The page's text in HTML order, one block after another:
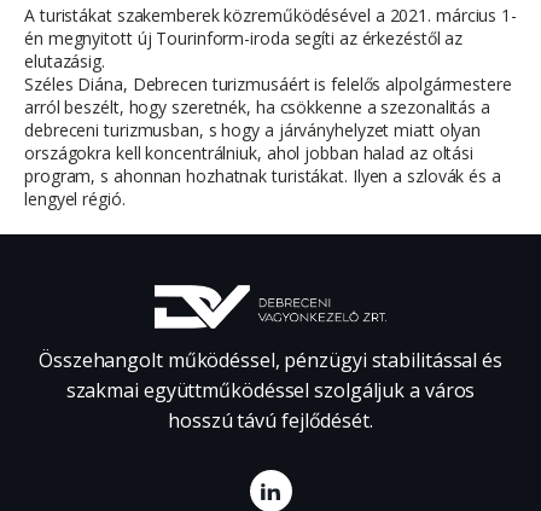
A turistákat szakemberek közreműködésével a 2021. március 1-
én megnyitott új Tourinform-iroda segíti az érkezéstől az
elutazásig.
Széles Diána, Debrecen turizmusáért is felelős alpolgármestere
arról beszélt, hogy szeretnék, ha csökkenne a szezonalitás a
debreceni turizmusban, s hogy a járványhelyzet miatt olyan
országokra kell koncentrálniuk, ahol jobban halad az oltási
program, s ahonnan hozhatnak turistákat. Ilyen a szlovák és a
lengyel régió.
Összehangolt működéssel, pénzügyi stabilitással és
szakmai együttműködéssel szolgáljuk a város
hosszú távú fejlődését.